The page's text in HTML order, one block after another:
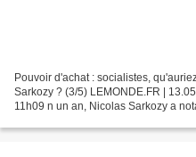
Pouvoir d'achat : socialistes,
Sarkozy ? (3/5) LEMONDE.FR |
11h09 n un an, Nicolas Sarkozy a